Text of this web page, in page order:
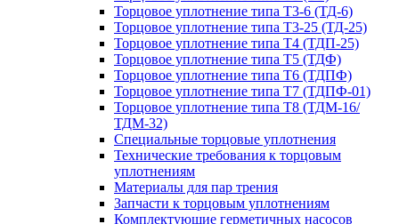
Торцовое уплотнение типа Т3-6 (ТД-6)
Торцовое уплотнение типа Т3-25 (ТД-25)
Торцовое уплотнение типа Т4 (ТДП-25)
Торцовое уплотнение типа Т5 (ТДФ)
Торцовое уплотнение типа Т6 (ТДПФ)
Торцовое уплотнение типа Т7 (ТДПФ-01)
Торцовое уплотнение типа Т8 (ТДМ-16/
ТДМ-32)
Специальные торцовые уплотнения
Технические требования к торцовым
уплотнениям
Материалы для пар трения
Запчасти к торцовым уплотнениям
Комплектующие герметичных насосов